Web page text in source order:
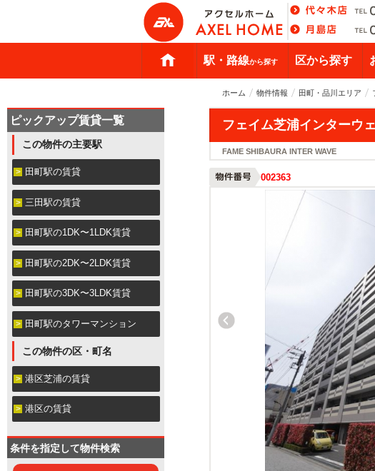
駅・路線から探す 区から探す
ホーム 物件情報 田町・品川エリア
フェイム芝浦インターウ
FAME SHIBAURA INTER WAVE
002363
ピックアップ賃貸一覧
この物件の主要駅
田町駅の賃貸
三田駅の賃貸
田町駅の1DK〜1LDK賃貸
田町駅の2DK〜2LDK賃貸
田町駅の3DK〜3LDK賃貸
田町駅のタワーマンション
この物件の区・町名
港区芝浦の賃貸
港区の賃貸
条件を指定して物件検索